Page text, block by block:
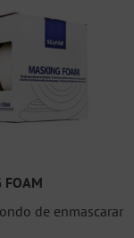
FOAM
de enmascarar